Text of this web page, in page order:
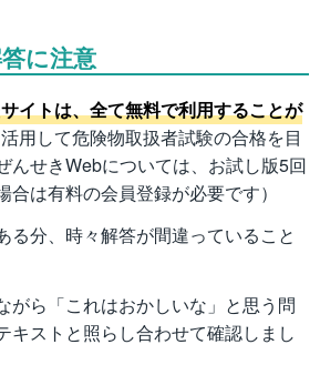
に注意
イトは、全て無料で利用することが
用して危険物取扱者試験の合格を目
んせきWebについては、お試し版5回
合は有料の会員登録が必要です）
る分、時々解答が間違っていること
がら「これはおかしいな」と思う問
キストと照らし合わせて確認しまし